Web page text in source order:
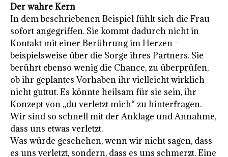
Der wahre Kern
In dem beschriebenen Beispiel fühlt sich die Frau
sofort angegriffen. Sie kommt dadurch nicht in
Kontakt mit einer Berührung im Herzen –
beispielsweise über die Sorge ihres Partners. Sie
berührt ebenso wenig die Chance, zu überprüfen,
ob ihr geplantes Vorhaben ihr vielleicht wirklich
nicht guttut. Es könnte heilsam für sie sein, ihr
Konzept von „du verletzt mich“ zu hinterfragen.
Wir sind so schnell mit der Anklage und Annahme,
dass uns etwas verletzt.
Was würde geschehen, wenn wir nicht sagen, dass
es uns verletzt, sondern, dass es uns schmerzt. Eine